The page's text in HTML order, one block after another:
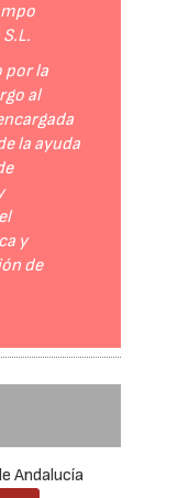
por la
al
la ayuda
y
de
Andalucía